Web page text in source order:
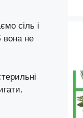
сіль і
вона не